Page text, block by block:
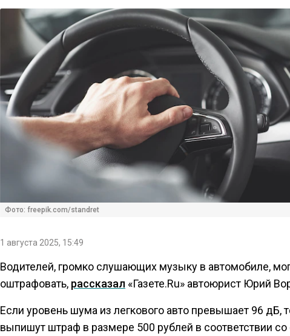
Фото: freepik.com/standret
1 августа 2025, 15:49
Водителей, громко слушающих музыку в автомобиле,
оштрафовать, рассказал «Газете.Ru» автоюрист Юрий
Если уровень шума из легкового авто превышает 96 дБ,
выпишут штраф в размере 500 рублей в соответствии со